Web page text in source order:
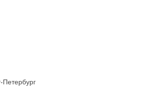
Петербург